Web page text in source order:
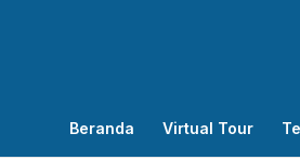
Beranda Virtual Tour